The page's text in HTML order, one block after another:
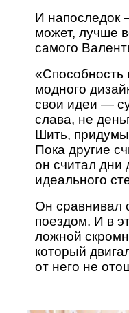
И напоследок
может, лучше
самого
модного
свои идеи —
слава, не
Шить,
Пока другие
он считал дни
идеального
Он сравнивал
поездом. И в
ложной
который
от него не